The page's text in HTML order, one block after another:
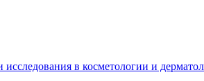
в косметологии и